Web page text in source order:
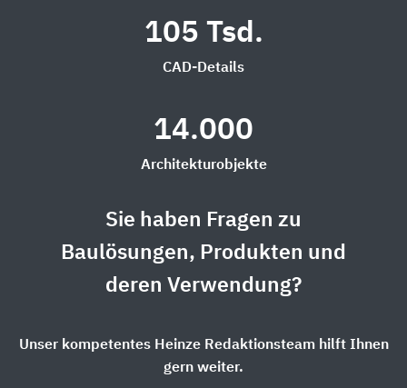
105 Tsd.
CAD-Details
14.000
Architekturobjekte
Sie haben Fragen zu
Baulösungen, Produkten und
deren Verwendung?
Unser kompetentes Heinze Redaktionsteam hilft Ihnen
gern weiter.